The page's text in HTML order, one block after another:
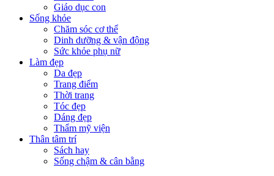
Giáo dục con
Sống khỏe
Chăm sóc cơ thể
Dinh dưỡng & vận động
Sức khỏe phụ nữ
Làm đẹp
Da đẹp
Trang điểm
Thời trang
Tóc đẹp
Dáng đẹp
Thẩm mỹ viện
Thân tâm trí
Sách hay
Sống chậm & cân bằng